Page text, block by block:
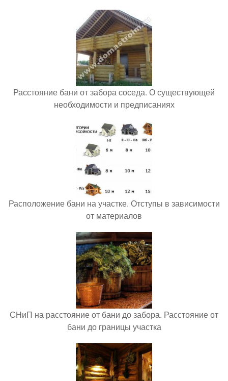
Расстояние бани от забора соседа. О существующей
необходимости и предписаниях
Расположение бани на участке. Отступы в зависимости
от материалов
СНиП на расстояние от бани до забора. Расстояние от
бани до границы участка